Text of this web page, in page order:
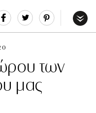
Share Tweet
των
μας